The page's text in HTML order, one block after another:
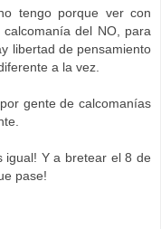
tengo porque ver con
del NO, para
libertad de pensamiento
a la vez.
gente de calcomanías
igual! Y a bretear el 8 de
pase!